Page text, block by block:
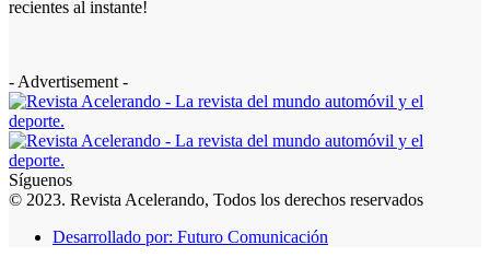
recientes al instante!
- Advertisement -
Síguenos
© 2023. Revista Acelerando, Todos los derechos reservados
Desarrollado por: Futuro Comunicación